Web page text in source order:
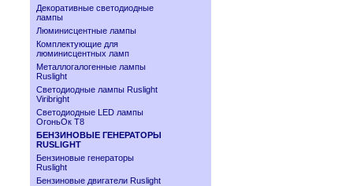
Декоративные светодиодные
лампы
Люминисцентные лампы
Комплектующие для
люминисцентных ламп
Металлогалогенные лампы
Ruslight
Светодиодные лампы Ruslight
Viribright
Cветодиодные LED лампы
ОгоньОк Т8
БЕНЗИНОВЫЕ ГЕНЕРАТОРЫ
RUSLIGHT
Бензиновые генераторы
Ruslight
Бензиновые двигатели Ruslight